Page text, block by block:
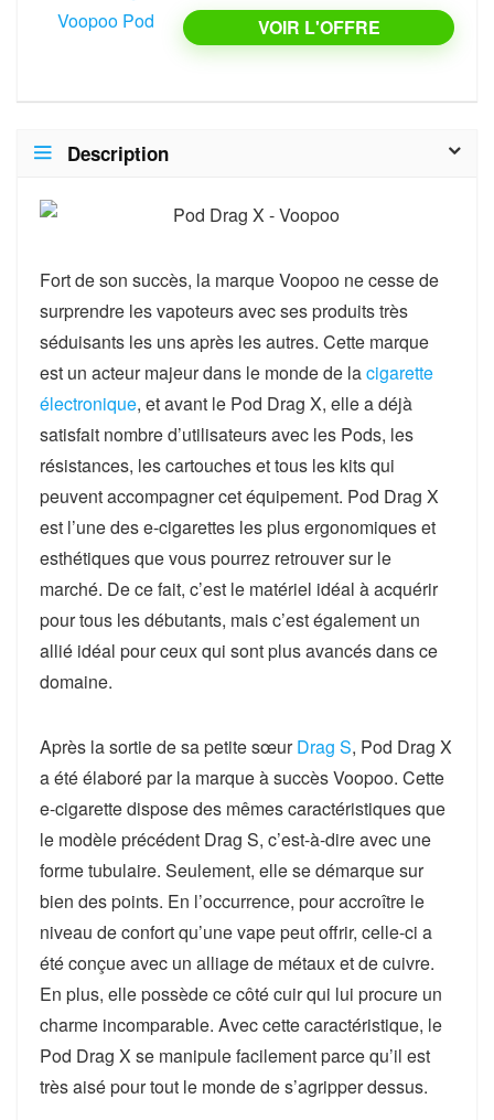
VOIR L'OFFRE
Description
Fort de son succès, la marque Voopoo ne cesse de
surprendre les vapoteurs avec ses produits très
séduisants les uns après les autres. Cette marque
est un acteur majeur dans le monde de lacigarette
électronique, et avant le Pod Drag X, elle a déjà
satisfait nombre d’utilisateurs avec les Pods, les
résistances, les cartouches et tous les kits qui
peuvent accompagner cet équipement. Pod Drag X
est l’une des e-cigarettes les plus ergonomiques et
esthétiques que vous pourrez retrouver sur le
marché. De ce fait, c’est le matériel idéal à acquérir
pour tous les débutants, mais c’est également un
allié idéal pour ceux qui sont plus avancés dans ce
domaine.
Après la sortie de sa petite sœurDrag S, Pod Drag X
a été élaboré par la marque à succès Voopoo. Cette
e-cigarette dispose des mêmes caractéristiques que
le modèle précédent Drag S, c’est-à-dire avec une
forme tubulaire. Seulement, elle se démarque sur
bien des points. En l’occurrence, pour accroître le
niveau de confort qu’une vape peut offrir, celle-ci a
été conçue avec un alliage de métaux et de cuivre.
En plus, elle possède ce côté cuir qui lui procure un
charme incomparable. Avec cette caractéristique, le
Pod Drag X se manipule facilement parce qu’il est
très aisé pour tout le monde de s’agripper dessus.